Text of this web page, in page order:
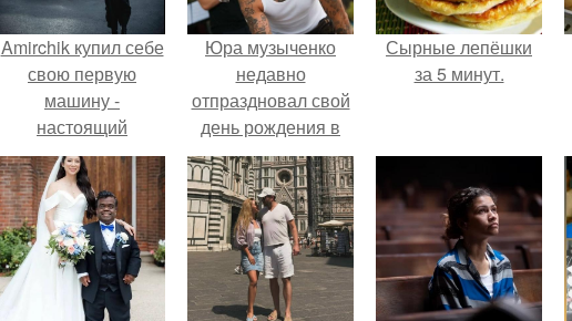
Amirchik купил себе
свою первую
машину -
настоящий
автомобиль мечты
для многих
автолюбителей.
Юра музыченко
недавно
отпраздновал свой
день рождения в
кругу самых
близких и родных
людей.
Сырные лепёшки
за 5 минут.